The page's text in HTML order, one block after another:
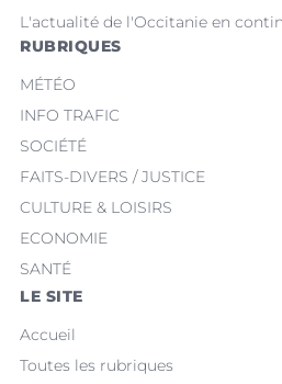
L'actualité de l'Occitanie en
RUBRIQUES
MÉTÉO
INFO TRAFIC
SOCIÉTÉ
FAITS-DIVERS / JUSTICE
CULTURE & LOISIRS
ECONOMIE
SANTÉ
LE SITE
Accueil
Toutes les rubriques